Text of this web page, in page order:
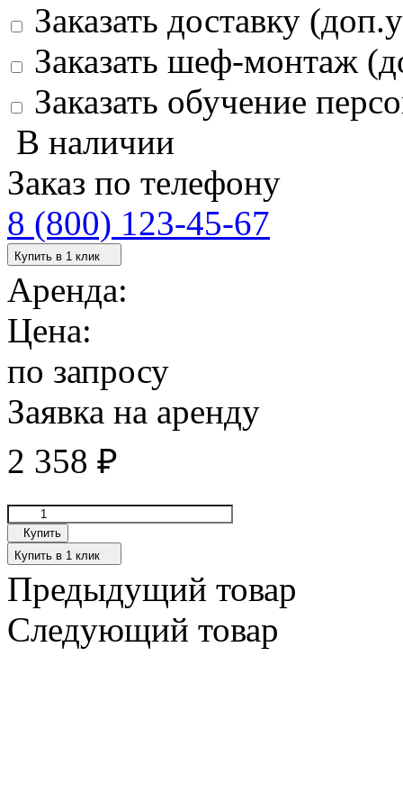
Заказать доставку
Заказать шеф-монтаж
Заказать обучение
В наличии
Заказ по телефону
8 (800) 123-45-67
Купить в 1 клик
Аренда:
Цена:
по запросу
Заявка на аренду
2 358 ₽
Купить
Купить в 1 клик
Предыдущий товар
Следующий товар